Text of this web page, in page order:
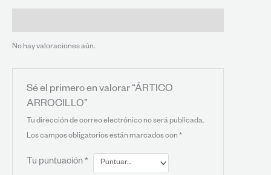
No hay valoraciones aún.
Sé el primero en valorar “ÁRTICO
ARROCILLO”
Tu dirección de correo electrónico no será publicada.
Los campos obligatorios están marcados con *
Tu puntuación *